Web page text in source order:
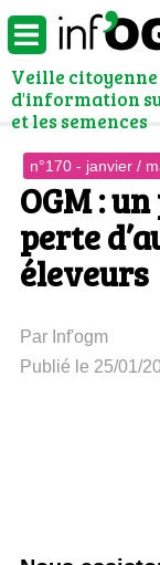
Veille citoyenne
d'information
et les semences
n°170 - janvier /
OGM :
perte
éleveurs
Par Inf'ogm
Publié le 25/01/